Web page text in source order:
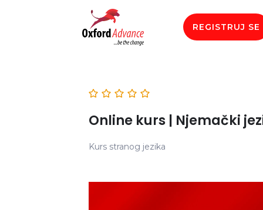
REGISTRUJ SE
Online kurs | Njemački
Kurs stranog jezika